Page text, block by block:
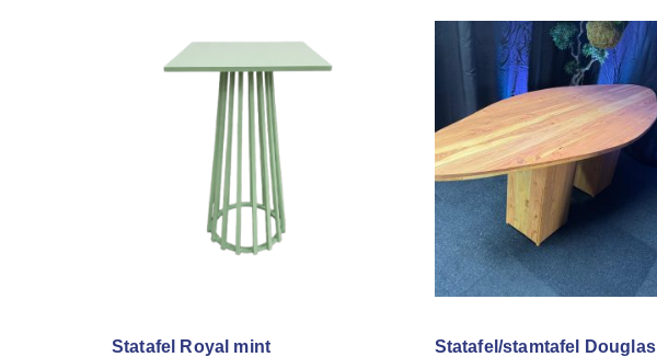
Statafel Royal mint Statafel/stamtafel Douglas